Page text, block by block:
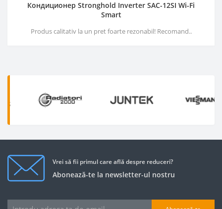
Кондиционер Stronghold Inverter SAC-12SI Wi-Fi
Smart
Produs calitativ la un pret foarte rezonabil! Recomand..
Vrei să fii primul care află despre reduceri?
Abonează-te la newsletter-ul nostru